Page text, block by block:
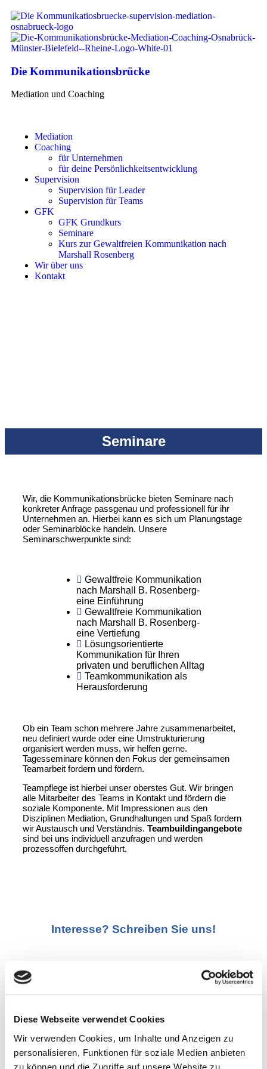
Diese Webseite verwendet Cookies
Wir verwenden Cookies, um Inhalte und Anzeigen zu
personalisieren, Funktionen für soziale Medien anbieten
zu können und die Zugriffe auf unsere Website zu
Die Kommunikationsbrücke
Mediation und Coaching
Mediation
Coaching
für Unternehmen
für deine Persönlichkeitsentwicklung
Supervision
Supervision für Leader
Supervision für Teams
GFK
GFK Grundkurs
Seminare
Kurs zur Gewaltfreien Kommunikation nach
Marshall Rosenberg
Wir über uns
Kontakt
Seminare
Wir, die Kommunikationsbrücke bieten Seminare nach
konkreter Anfrage passgenau und professionell für ihr
Unternehmen an. Hierbei kann es sich um Planungstage
oder Seminarblöcke handeln. Unsere
Seminarschwerpunkte sind:
Gewaltfreie Kommunikation
nach Marshall B. Rosenberg-
eine Einführung
Gewaltfreie Kommunikation
nach Marshall B. Rosenberg-
eine Vertiefung
Lösungsorientierte
Kommunikation für Ihren
privaten und beruflichen Alltag
Teamkommunikation als
Herausforderung
Ob ein Team schon mehrere Jahre zusammenarbeitet,
neu definiert wurde oder eine Umstrukturierung
organisiert werden muss, wir helfen gerne.
Tagesseminare können den Fokus der gemeinsamen
Teamarbeit fordern und fördern.
Teampflege ist hierbei unser oberstes Gut. Wir bringen
alle Mitarbeiter des Teams in Kontakt und fördern die
soziale Komponente. Mit Impressionen aus den
Disziplinen Mediation, Grundhaltungen und Spaß fordern
wir Austausch und Verständnis. Teambuildingangebote
sind bei uns individuell anzufragen und werden
prozessoffen durchgeführt.
Interesse? Schreiben Sie uns!